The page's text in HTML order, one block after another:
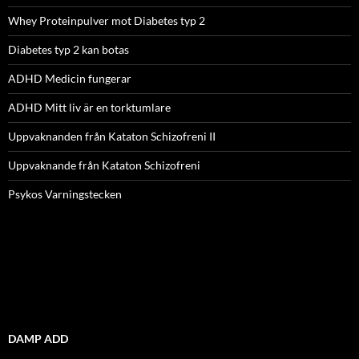
Whey Proteinpulver mot Diabetes typ 2
Diabetes typ 2 kan botas
ADHD Medicin fungerar
ADHD Mitt liv är en torktumlare
Uppvaknanden från Kataton Schizofreni II
Uppvaknande från Kataton Schizofreni
Psykos Varningstecken
DAMP ADD